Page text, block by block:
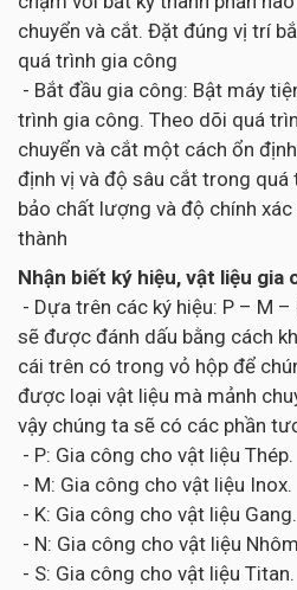
chuyển và cắt. Đặt đúng vị trí
quá trình gia công
- Bắt đầu gia công: Bật máy
trình gia công. Theo dõi quá
chuyển và cắt một cách ổn
định vị và độ sâu cắt trong
bảo chất lượng và độ chính
thành
Nhận biết ký hiệu, vật liệu gia
- Dựa trên các ký hiệu: P – M
sẽ được đánh dấu bằng cách
cái trên có trong vỏ hộp để
được loại vật liệu mà mảnh
vậy chúng ta sẽ có các phần
- P: Gia công cho vật liệu Thép.
- M: Gia công cho vật liệu Inox.
- K: Gia công cho vật liệu Gang.
- N: Gia công cho vật liệu
- S: Gia công cho vật liệu Titan.